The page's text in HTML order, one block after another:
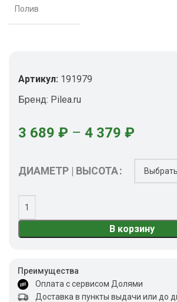
Полив
Артикул: 191979
Бренд: Pilea.ru
3 689 ₽ – 4 379 ₽
ДИАМЕТР | ВЫСОТА
В корзину
Преимущества
Оплата с сервисом Долями
Доставка в пункты выдачи или до